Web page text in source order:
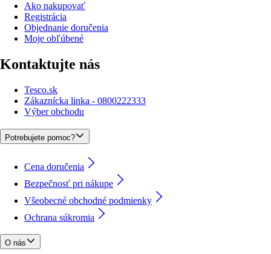
Ako nakupovať
Registrácia
Objednanie doručenia
Moje obľúbené
Kontaktujte nás
Tesco.sk
Zákaznícka linka - 0800222333
Výber obchodu
Potrebujete pomoc?
Cena doručenia
Bezpečnosť pri nákupe
Všeobecné obchodné podmienky
Ochrana súkromia
O nás